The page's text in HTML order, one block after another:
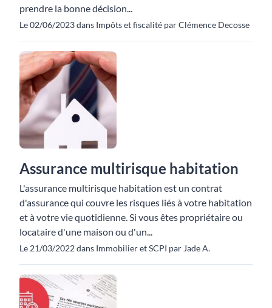
prendre la bonne décision...
Le 02/06/2023 dans Impôts et fiscalité par Clémence Decosse
Assurance multirisque habitation
L'assurance multirisque habitation est un contrat
d'assurance qui couvre les risques liés à votre habitation
et à votre vie quotidienne. Si vous êtes propriétaire ou
locataire d'une maison ou d'un...
Le 21/03/2022 dans Immobilier et SCPI par Jade A.